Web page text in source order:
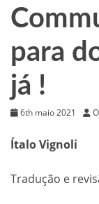
para
já !
6th maio 2021
Ítalo Vignoli
Tradução e